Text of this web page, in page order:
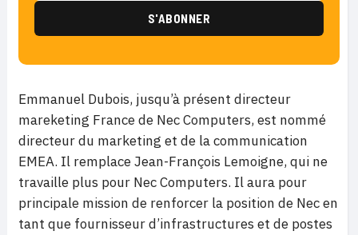
Emmanuel Dubois, jusqu’à présent directeur
mareketing France de Nec Computers, est nommé
directeur du marketing et de la communication
EMEA. Il remplace Jean-François Lemoigne, qui ne
travaille plus pour Nec Computers. Il aura pour
principale mission de renforcer la position de Nec en
tant que fournisseur d’infrastructures et de postes